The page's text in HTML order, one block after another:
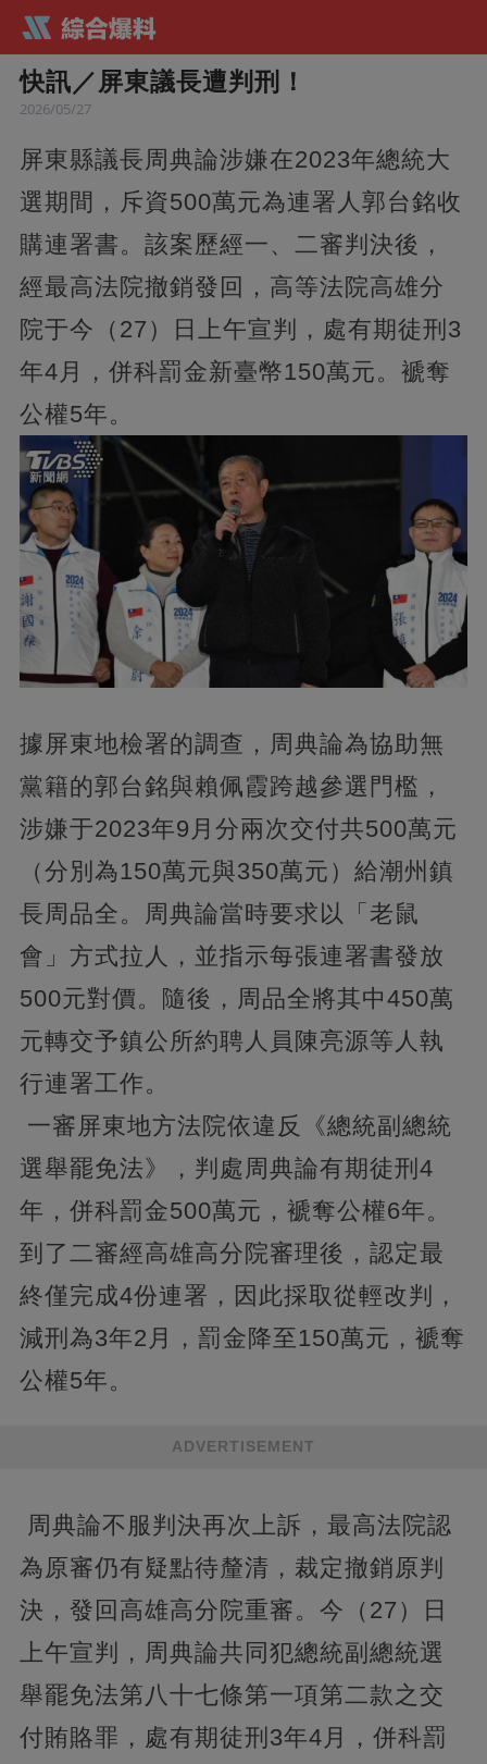
快訊／屏東議長遭判刑！
2026/05/27
屏東縣議長周典論涉嫌在2023年總統大
選期間，斥資500萬元為連署人郭台銘收
購連署書。該案歷經一、二審判決後，
經最高法院撤銷發回，高等法院高雄分
院于今（27）日上午宣判，處有期徒刑3
年4月，併科罰金新臺幣150萬元。褫奪
公權5年。
據屏東地檢署的調查，周典論為協助無
黨籍的郭台銘與賴佩霞跨越參選門檻，
涉嫌于2023年9月分兩次交付共500萬元
（分別為150萬元與350萬元）給潮州鎮
長周品全。周典論當時要求以「老鼠
會」方式拉人，並指示每張連署書發放
500元對價。隨後，周品全將其中450萬
元轉交予鎮公所約聘人員陳亮源等人執
行連署工作。
一審屏東地方法院依違反《總統副總統
選舉罷免法》，判處周典論有期徒刑4
年，併科罰金500萬元，褫奪公權6年。
到了二審經高雄高分院審理後，認定最
終僅完成4份連署，因此採取從輕改判，
減刑為3年2月，罰金降至150萬元，褫奪
公權5年。
ADVERTISEMENT
周典論不服判決再次上訴，最高法院認
為原審仍有疑點待釐清，裁定撤銷原判
決，發回高雄高分院重審。今（27）日
上午宣判，周典論共同犯總統副總統選
舉罷免法第八十七條第一項第二款之交
付賄賂罪，處有期徒刑3年4月，併科罰